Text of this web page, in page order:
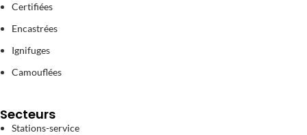
Certifiées
Encastrées
Ignifuges
Camouflées
Secteurs
Stations-service